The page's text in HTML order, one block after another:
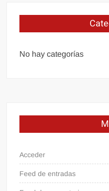
No hay categorías
Acceder
Feed de entradas